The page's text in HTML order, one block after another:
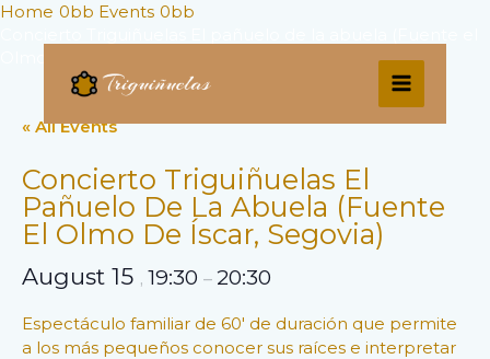
Skip
MAIN
Home
Events
« All Events
Concierto Triguiñuelas El
Pañuelo De La Abuela (Fuente
El Olmo De Íscar, Segovia)
August 15 , 19:30 – 20:30
Espectáculo familiar de 60′ de duración que permite
a los más pequeños conocer sus raíces e interpretar